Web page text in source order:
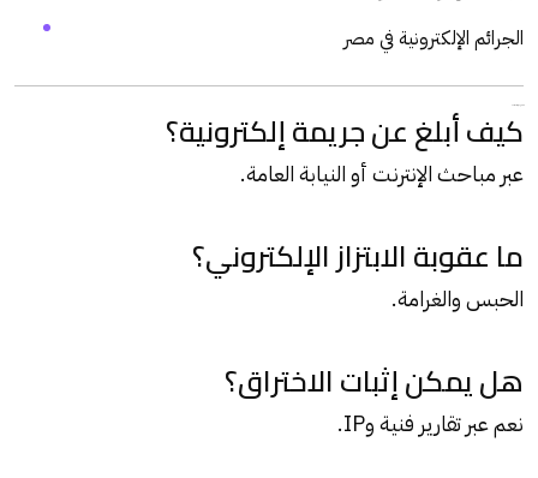
الجرائم الإلكترونية في مصر
كيف أبلغ عن جريمة إلكترونية؟
عبر مباحث الإنترنت أو النيابة العامة.
ما عقوبة الابتزاز الإلكتروني؟
الحبس والغرامة.
هل يمكن إثبات الاختراق؟
نعم عبر تقارير فنية وIP.